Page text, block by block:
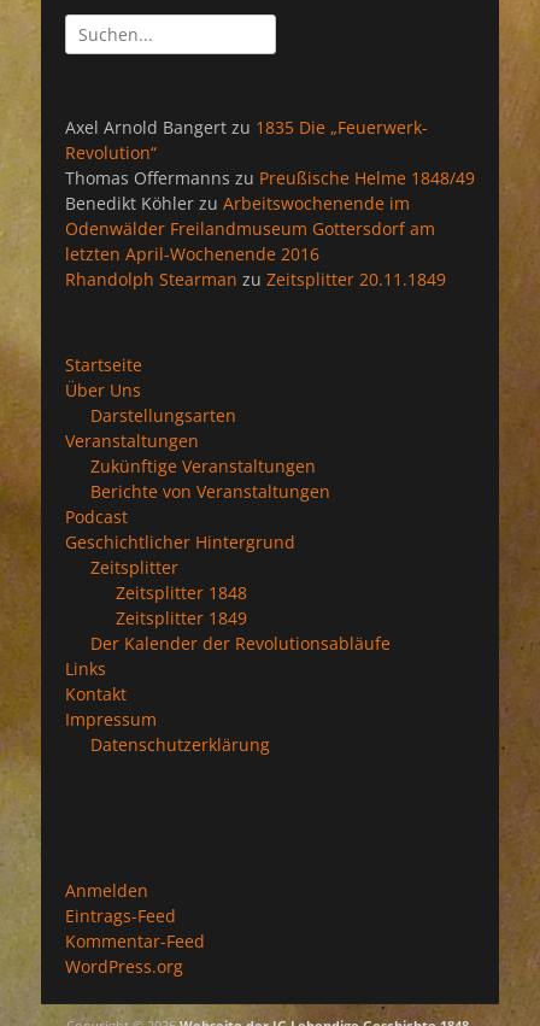
Suchen
nach:
Axel Arnold Bangert zu 1835 Die „Feuerwerk-
Revolution“
Thomas Offermanns zu Preußische Helme 1848/49
Benedikt Köhler zu Arbeitswochenende im
Odenwälder Freilandmuseum Gottersdorf am
letzten April-Wochenende 2016
Rhandolph Stearman zu Zeitsplitter 20.11.1849
Startseite
Über Uns
Darstellungsarten
Veranstaltungen
Zukünftige Veranstaltungen
Berichte von Veranstaltungen
Podcast
Geschichtlicher Hintergrund
Zeitsplitter
Zeitsplitter 1848
Zeitsplitter 1849
Der Kalender der Revolutionsabläufe
Links
Kontakt
Impressum
Datenschutzerklärung
Anmelden
Eintrags-Feed
Kommentar-Feed
WordPress.org